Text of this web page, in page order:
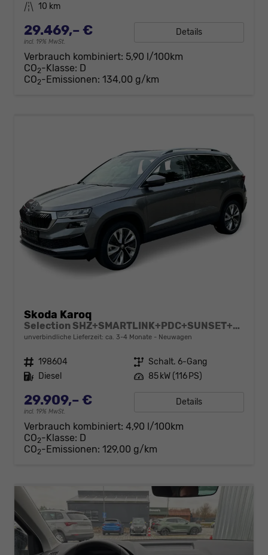
Kilometerstand 10 km
29.469,– €
incl. 19% MwSt.
Details
Verbrauch kombiniert: 5,90 l/100km
CO2-Klasse: D
CO2-Emissionen: 134,00 g/km
Skoda Karoq
Selection SHZ+SMARTLINK+PDC+SUNSET+LED
unverbindliche Lieferzeit: ca. 3-4 Monate Neuwagen
Fahrzeugnr. 198604 Getriebe Schalt. 6-Gang
Kraftstoff Diesel Leistung 85 kW (116 PS)
29.909,– €
incl. 19% MwSt.
Details
Verbrauch kombiniert: 4,90 l/100km
CO2-Klasse: D
CO2-Emissionen: 129,00 g/km